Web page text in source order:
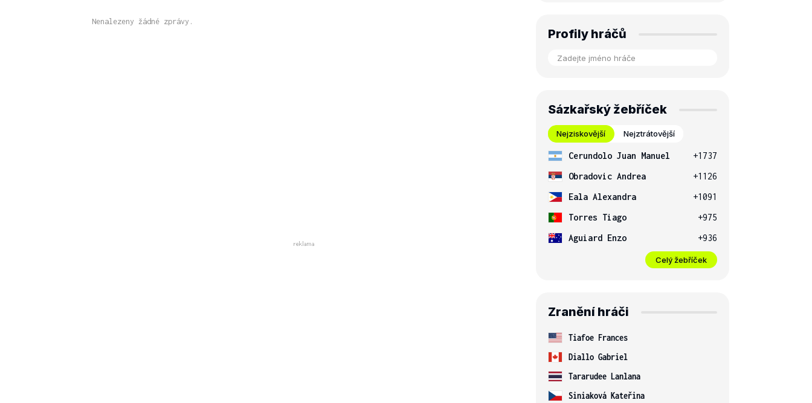
Nenalezeny žádné zprávy.
Profily hráčů
Sázkařský žebříček
Nejziskovější Nejztrátovější
Cerundolo Juan Manuel
+1737
Obradovic Andrea
+1126
Eala Alexandra
+1091
Torres Tiago
+975
Aguiard Enzo
+936
Celý žebříček
Zranění hráči
Tiafoe Frances
Diallo Gabriel
Tararudee Lanlana
Siniaková Kateřina